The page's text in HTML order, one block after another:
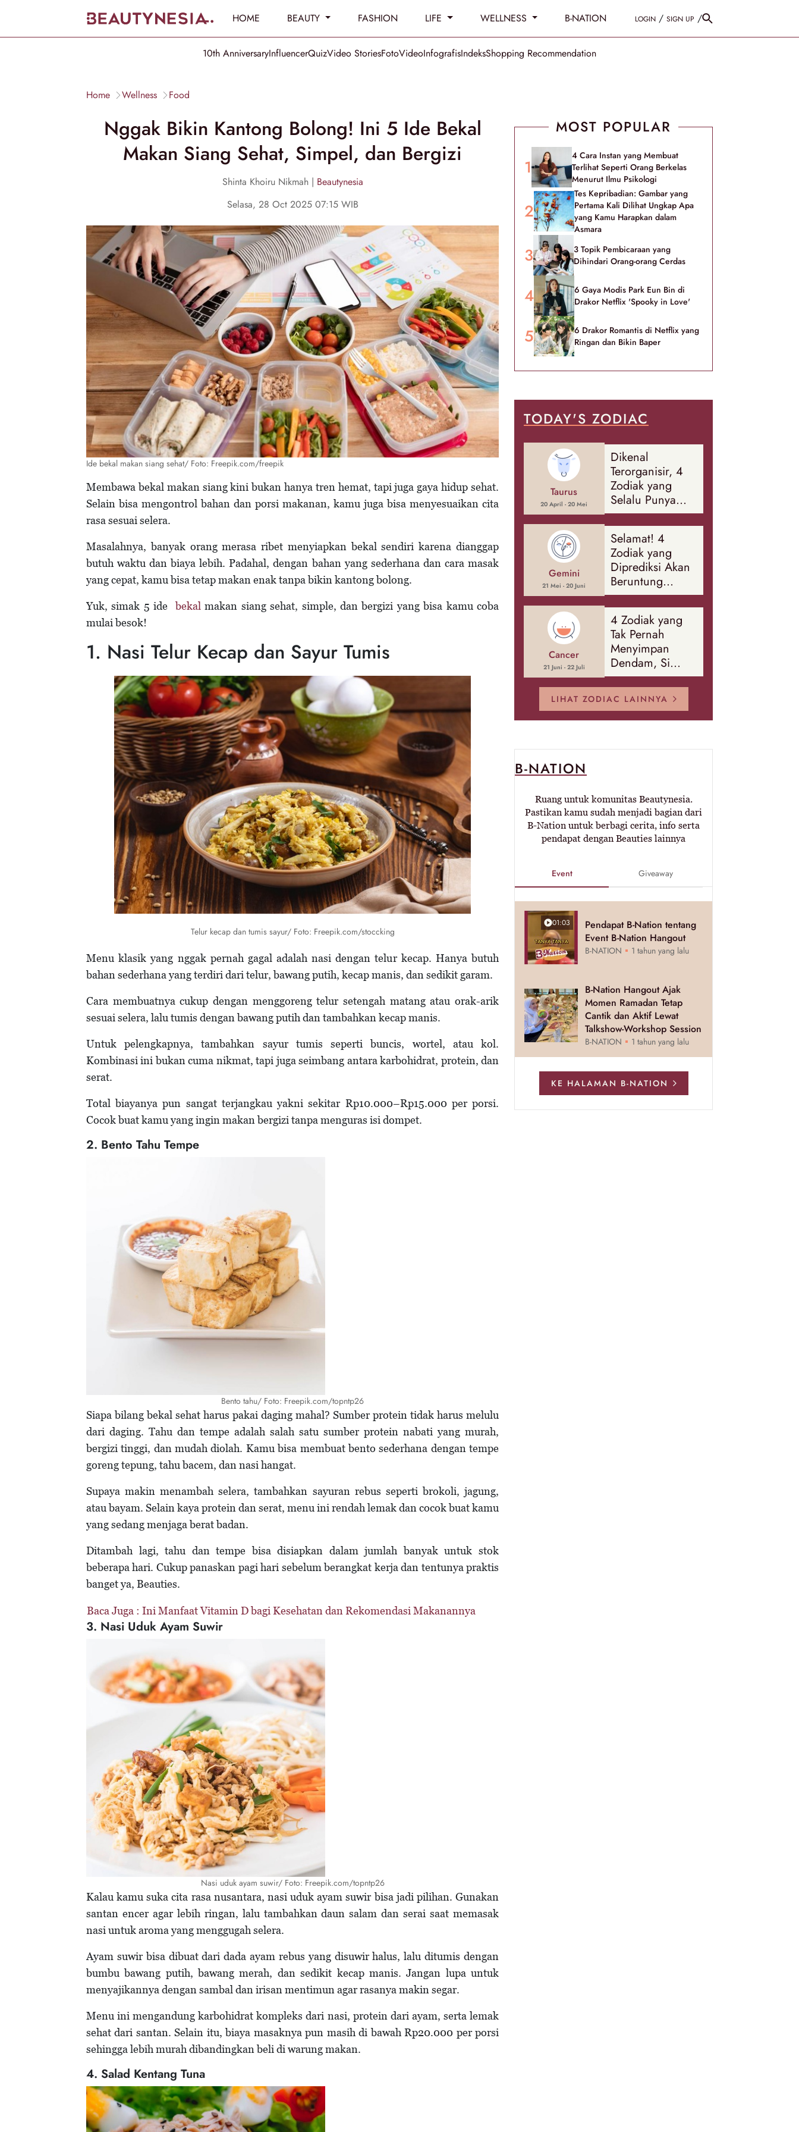
HOME BEAUTY FASHION LIFE WELLNESS B-NATION LOGIN / SIGN UP /
10th AnniversaryInfluencerQuizVideo StoriesFotoVideoInfografisIndeksShopping Recommendation
Home Wellness Food
Nggak Bikin Kantong Bolong! Ini 5 Ide Bekal
Makan Siang Sehat, Simpel, dan Bergizi
Shinta Khoiru Nikmah | Beautynesia
Selasa, 28 Oct 2025 07:15 WIB
Ide bekal makan siang sehat/ Foto: Freepik.com/freepik
Membawa bekal makan siang kini bukan hanya tren hemat, tapi juga gaya hidup sehat.
Selain bisa mengontrol bahan dan porsi makanan, kamu juga bisa menyesuaikan cita
rasa sesuai selera.
Masalahnya, banyak orang merasa ribet menyiapkan bekal sendiri karena dianggap
butuh waktu dan biaya lebih. Padahal, dengan bahan yang sederhana dan cara masak
yang cepat, kamu bisa tetap makan enak tanpa bikin kantong bolong.
Yuk, simak 5 idebekal makan siang sehat, simple, dan bergizi yang bisa kamu coba
mulai besok!
1. Nasi Telur Kecap dan Sayur Tumis
Telur kecap dan tumis sayur/ Foto: Freepik.com/stoccking
Menu klasik yang nggak pernah gagal adalah nasi dengan telur kecap. Hanya butuh
bahan sederhana yang terdiri dari telur, bawang putih, kecap manis, dan sedikit garam.
Cara membuatnya cukup dengan menggoreng telur setengah matang atau orak-arik
sesuai selera, lalu tumis dengan bawang putih dan tambahkan kecap manis.
Untuk pelengkapnya, tambahkan sayur tumis seperti buncis, wortel, atau kol.
Kombinasi ini bukan cuma nikmat, tapi juga seimbang antara karbohidrat, protein, dan
serat.
Total biayanya pun sangat terjangkau yakni sekitar Rp10.000–Rp15.000 per porsi.
Cocok buat kamu yang ingin makan bergizi tanpa menguras isi dompet.
2. Bento Tahu Tempe
Bento tahu/ Foto: Freepik.com/topntp26
Siapa bilang bekal sehat harus pakai daging mahal? Sumber protein tidak harus melulu
dari daging. Tahu dan tempe adalah salah satu sumber protein nabati yang murah,
bergizi tinggi, dan mudah diolah. Kamu bisa membuat bento sederhana dengan tempe
goreng tepung, tahu bacem, dan nasi hangat.
Supaya makin menambah selera, tambahkan sayuran rebus seperti brokoli, jagung,
atau bayam. Selain kaya protein dan serat, menu ini rendah lemak dan cocok buat kamu
yang sedang menjaga berat badan.
Ditambah lagi, tahu dan tempe bisa disiapkan dalam jumlah banyak untuk stok
beberapa hari. Cukup panaskan pagi hari sebelum berangkat kerja dan tentunya praktis
banget ya, Beauties.
Baca Juga : Ini Manfaat Vitamin D bagi Kesehatan dan Rekomendasi Makanannya
3. Nasi Uduk Ayam Suwir
Nasi uduk ayam suwir/ Foto: Freepik.com/topntp26
Kalau kamu suka cita rasa nusantara, nasi uduk ayam suwir bisa jadi pilihan. Gunakan
santan encer agar lebih ringan, lalu tambahkan daun salam dan serai saat memasak
nasi untuk aroma yang menggugah selera.
Ayam suwir bisa dibuat dari dada ayam rebus yang disuwir halus, lalu ditumis dengan
bumbu bawang putih, bawang merah, dan sedikit kecap manis. Jangan lupa untuk
menyajikannya dengan sambal dan irisan mentimun agar rasanya makin segar.
Menu ini mengandung karbohidrat kompleks dari nasi, protein dari ayam, serta lemak
sehat dari santan. Selain itu, biaya masaknya pun masih di bawah Rp20.000 per porsi
sehingga lebih murah dibandingkan beli di warung makan.
4. Salad Kentang Tuna
MOST POPULAR
4 Cara Instan yang Membuat
Terlihat Seperti Orang Berkelas
Menurut Ilmu Psikologi
Tes Kepribadian: Gambar yang
Pertama Kali Dilihat Ungkap Apa
yang Kamu Harapkan dalam
Asmara
3 Topik Pembicaraan yang
Dihindari Orang-orang Cerdas
6 Gaya Modis Park Eun Bin di
Drakor Netflix 'Spooky in Love'
6 Drakor Romantis di Netflix yang
Ringan dan Bikin Baper
TODAY'S ZODIAC
Taurus
20 April - 20 Mei
Dikenal
Terorganisir, 4
Zodiak yang
Selalu Punya
Rencana
Cadangan Soal
Banyak Hal
Gemini
21 Mei - 20 Juni
Selamat! 4
Zodiak yang
Diprediksi Akan
Beruntung
Sepanjang
Agustus 2026
Cancer
21 Juni - 22 Juli
4 Zodiak yang
Tak Pernah
Menyimpan
Dendam, Si
Paling Mudah
Memaafkan!
LIHAT ZODIAC LAINNYA
B-NATION
Ruang untuk komunitas Beautynesia.
Pastikan kamu sudah menjadi bagian dari
B-Nation untuk berbagi cerita, info serta
pendapat dengan Beauties lainnya
Event Giveaway
01:03
Pendapat B-Nation tentang
Event B-Nation Hangout
B-NATION 1 tahun yang lalu
B-Nation Hangout Ajak
Momen Ramadan Tetap
Cantik dan Aktif Lewat
Talkshow-Workshop Session
B-NATION 1 tahun yang lalu
KE HALAMAN B-NATION